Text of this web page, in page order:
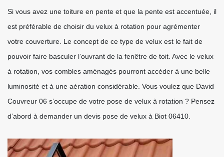
Si vous avez une toiture en pente et que la pente est accentuée, il
est préférable de choisir du velux à rotation pour agrémenter
votre couverture. Le concept de ce type de velux est le fait de
pouvoir faire basculer l’ouvrant de la fenêtre de toit. Avec le velux
à rotation, vos combles aménagés pourront accéder à une belle
luminosité et à une aération considérable. Vous voulez que David
Couvreur 06 s’occupe de votre pose de velux à rotation ? Pensez
d’abord à demander un devis pose de velux à Biot 06410.